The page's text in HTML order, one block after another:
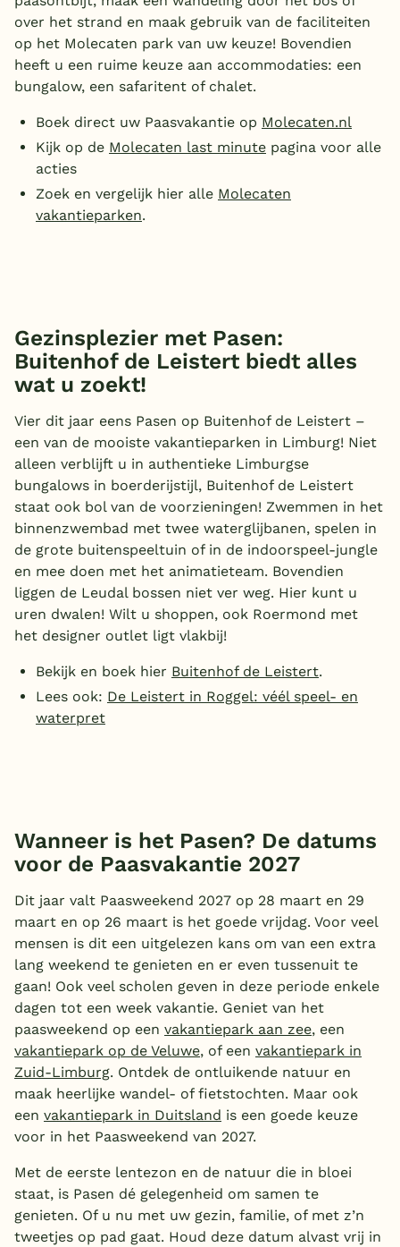
over het strand en maak gebruik van de faciliteiten
op het Molecaten park van uw keuze! Bovendien
heeft u een ruime keuze aan accommodaties: een
bungalow, een safaritent of chalet.
Boek direct uw Paasvakantie op Molecaten.nl
Kijk op de Molecaten last minute pagina voor alle
acties
Zoek en vergelijk hier alle Molecaten
vakantieparken.
Gezinsplezier met Pasen:
Buitenhof de Leistert biedt alles
wat u zoekt!
Vier dit jaar eens Pasen op Buitenhof de Leistert –
een van de mooiste vakantieparken in Limburg! Niet
alleen verblijft u in authentieke Limburgse
bungalows in boerderijstijl, Buitenhof de Leistert
staat ook bol van de voorzieningen! Zwemmen in het
binnenzwembad met twee waterglijbanen, spelen in
de grote buitenspeeltuin of in de indoorspeel-jungle
en mee doen met het animatieteam. Bovendien
liggen de Leudal bossen niet ver weg. Hier kunt u
uren dwalen! Wilt u shoppen, ook Roermond met
het designer outlet ligt vlakbij!
Bekijk en boek hier Buitenhof de Leistert.
Lees ook: De Leistert in Roggel: véél speel- en
waterpret
Wanneer is het Pasen? De datums
voor de Paasvakantie 2027
Dit jaar valt Paasweekend 2027 op 28 maart en 29
maart en op 26 maart is het goede vrijdag. Voor veel
mensen is dit een uitgelezen kans om van een extra
lang weekend te genieten en er even tussenuit te
gaan! Ook veel scholen geven in deze periode enkele
dagen tot een week vakantie. Geniet van het
paasweekend op een vakantiepark aan zee, een
vakantiepark op de Veluwe, of een vakantiepark in
Zuid-Limburg. Ontdek de ontluikende natuur en
maak heerlijke wandel- of fietstochten. Maar ook
een vakantiepark in Duitsland is een goede keuze
voor in het Paasweekend van 2027.
Met de eerste lentezon en de natuur die in bloei
staat, is Pasen dé gelegenheid om samen te
genieten. Of u nu met uw gezin, familie, of met z’n
tweetjes op pad gaat. Houd deze datum alvast vrij in